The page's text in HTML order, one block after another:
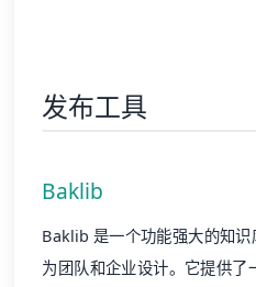
发布工具
Baklib
Baklib 是一个功能强大的知
为团队和企业设计。它提供了